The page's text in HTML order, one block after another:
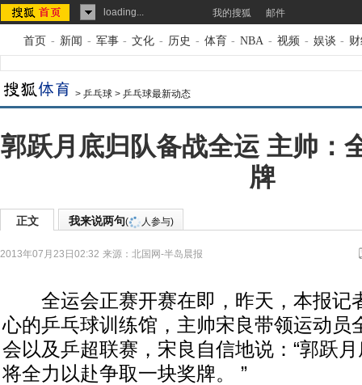
loading... 我的搜狐 邮件
首页 - 新闻 - 军事 - 文化 - 历史 - 体育 - NBA - 视频 - 娱谈 -
> 乒乓球 > 乒乓球最新动态
郭跃月底归队备战全运 主帅：
牌
正文 我来说两句( 人参与)
2013年07月23日02:32 来源： 北国网-半岛晨报
全运会正赛开赛在即，昨天，本报记
心的乒乓球训练馆，主帅宋良带领运动员
会以及乒超联赛，宋良自信地说：“郭跃
将全力以赴争取一块奖牌。 ”